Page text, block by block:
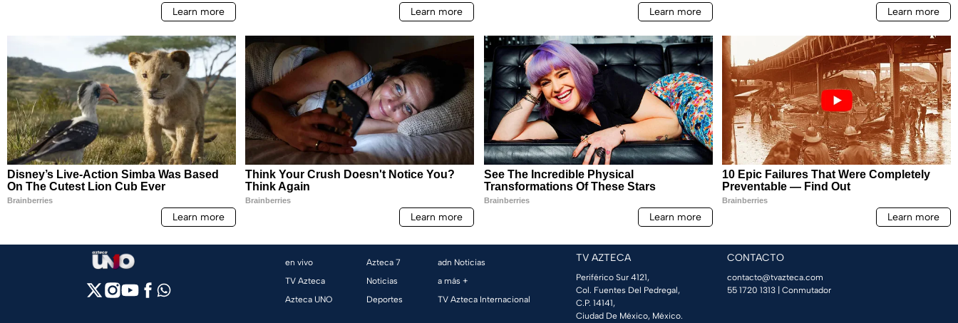
en vivo
TV Azteca
Azteca UNO
Azteca 7
Noticias
Deportes
adn Noticias
a más +
TV Azteca Internacional
TV AZTECA
Periférico Sur 4121,
Col. Fuentes Del Pedregal,
C.P. 14141,
Ciudad De México, México.
CONTACTO
contacto@tvazteca.com
55 1720 1313 | Conmutador